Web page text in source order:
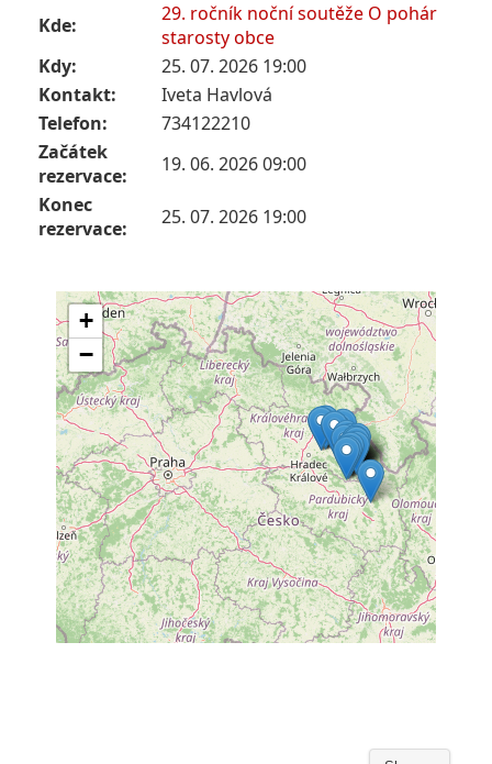
Kde:
29. ročník noční soutěže O pohár
starosty obce
Kdy:
25. 07. 2026 19:00
Kontakt:
Iveta Havlová
Telefon:
734122210
Začátek
rezervace:
19. 06. 2026 09:00
Konec
rezervace:
25. 07. 2026 19:00